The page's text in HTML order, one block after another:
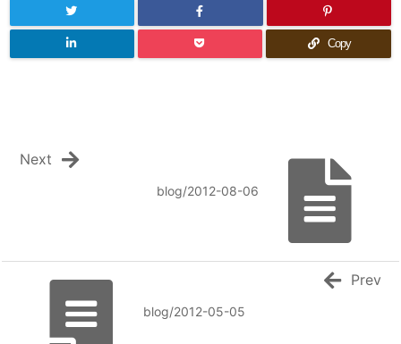
Copy
blog/2012-08-06
Next
blog/2012-05-05
Prev